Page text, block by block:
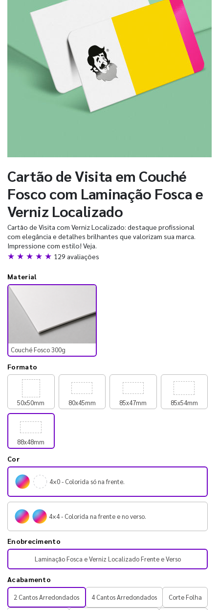
Cartão de Visita em Couché
Fosco com Laminação Fosca e
Verniz Localizado
Cartão de Visita com Verniz Localizado: destaque profissional
com elegância e detalhes brilhantes que valorizam sua marca.
Impressione com estilo! Veja.
★ ★ ★ ★ ★ 129 avaliações
Material
Couché Fosco 300g
Formato
50x50mm 80x45mm 85x47mm 85x54mm
88x48mm
Cor
4×0 - Colorida só na frente.
4×4 - Colorida na frente e no verso.
Enobrecimento
Laminação Fosca e Verniz Localizado Frente e Verso
Acabamento
2 Cantos Arredondados 4 Cantos Arredondados Corte Folha